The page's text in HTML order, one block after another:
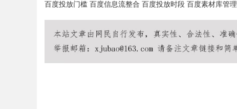
百度投放门槛 百度信息流整合 百度投放时段 百度素材库管理